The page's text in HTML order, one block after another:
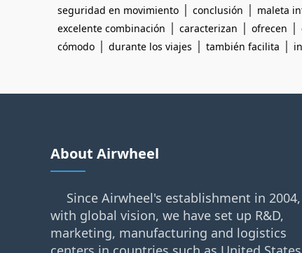
seguridad en movimiento | conclusión | maleta
excelente combinación | caracterizan | ofrecen |
cómodo | durante los viajes | también facilita |
About Airwheel
Since Airwheel's establishment in 2004,
with global vision, we have set up R&D,
marketing, manufacturing and logistics